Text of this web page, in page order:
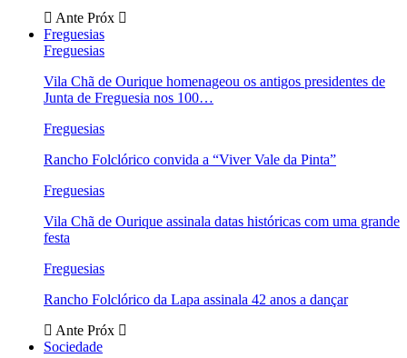
Ante Próx
Freguesias
Freguesias
Vila Chã de Ourique homenageou os antigos presidentes de
Junta de Freguesia nos 100…
Freguesias
Rancho Folclórico convida a “Viver Vale da Pinta”
Freguesias
Vila Chã de Ourique assinala datas históricas com uma grande
festa
Freguesias
Rancho Folclórico da Lapa assinala 42 anos a dançar
Ante Próx
Sociedade